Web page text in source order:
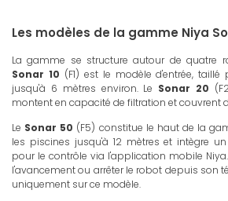
Les modèles de la gamme Niya
La gamme se structure autour de quatre
Sonar 10 (F1) est le modèle d'entrée,
jusqu'à 6 mètres environ. Le Sonar 20
montent en capacité de filtration et couvrent
Le Sonar 50 (F5) constitue le haut de la
les piscines jusqu'à 12 mètres et intègre
pour le contrôle via l'application mobile
l'avancement ou arrêter le robot depuis son
uniquement sur ce modèle.